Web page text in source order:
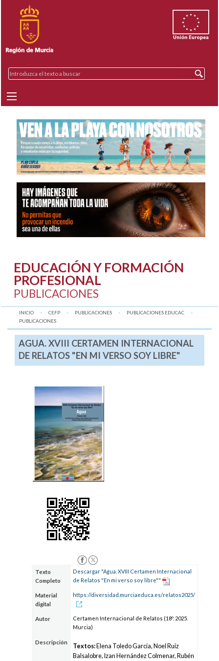
EDUCACIÓN Y FORMACIÓN
PROFESIONAL
PUBLICACIONES
INICIO CEFP PUBLICACIONES
PUBLICACIONES EDUCAC
AQUÍ:
PUBLICACIONES
AGUA. XVIII CERTAMEN INTERNACIONAL
DE RELATOS "EN MI VERSO SOY LIBRE"
Texto
Completo
Descargar "Agua. XVIII Certamen Internacional
de Relatos "En mi verso soy libre""
Material
digital
https://diversidad.murciaeduca.es/relatos2025/
Autor
Certamen Internacional de Relatos (18º. 2025.
Murcia)
Descripción
Textos: Elena Toledo García, Noel Ruiz
Balsalobre, Izan Hernández Colmenar, Rubén